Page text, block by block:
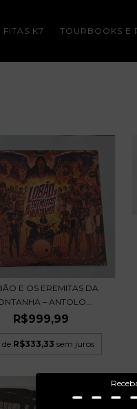
FITAS K7 TOURBOOKS E
E OS EREMITAS DA
– ANTOLO...
R$999,99
de R$333,33 sem juros